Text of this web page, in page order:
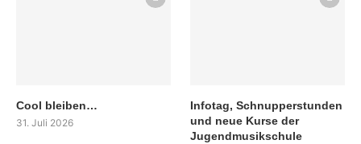
Cool bleiben…
31. Juli 2026
Infotag, Schnupperstunden
und neue Kurse der
Jugendmusikschule